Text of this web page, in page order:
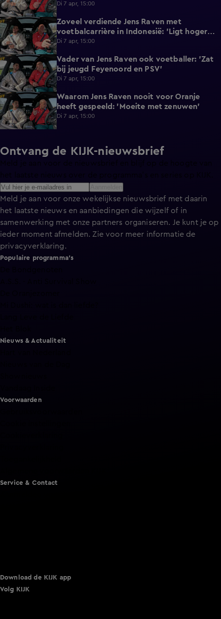
Di 7 apr, 15:00
1:00
Zoveel verdiende Jens Raven met
voetbalcarrière in Indonesië: 'Ligt hoger
dan KKD'
Di 7 apr, 15:00
0:43
Vader van Jens Raven ook voetballer: 'Zat
bij jeugd Feyenoord en PSV'
Di 7 apr, 15:00
0:56
Waarom Jens Raven nooit voor Oranje
heeft gespeeld: 'Moeite met zenuwen'
Di 7 apr, 15:00
Ontvang de KIJK-nieuwsbrief
Meld je aan voor onze wekelijkse nieuwsbrief met daarin
het laatste nieuws en aanbiedingen die wijzelf of in
samenwerking met onze partners organiseren. Je kunt je op
ieder moment afmelden. Zie voor meer informatie de
privacyverklaring.
Populaire programma's
Nieuws & Actualiteit
Voorwaarden
Service & Contact
Download de KIJK app
Volg KIJK